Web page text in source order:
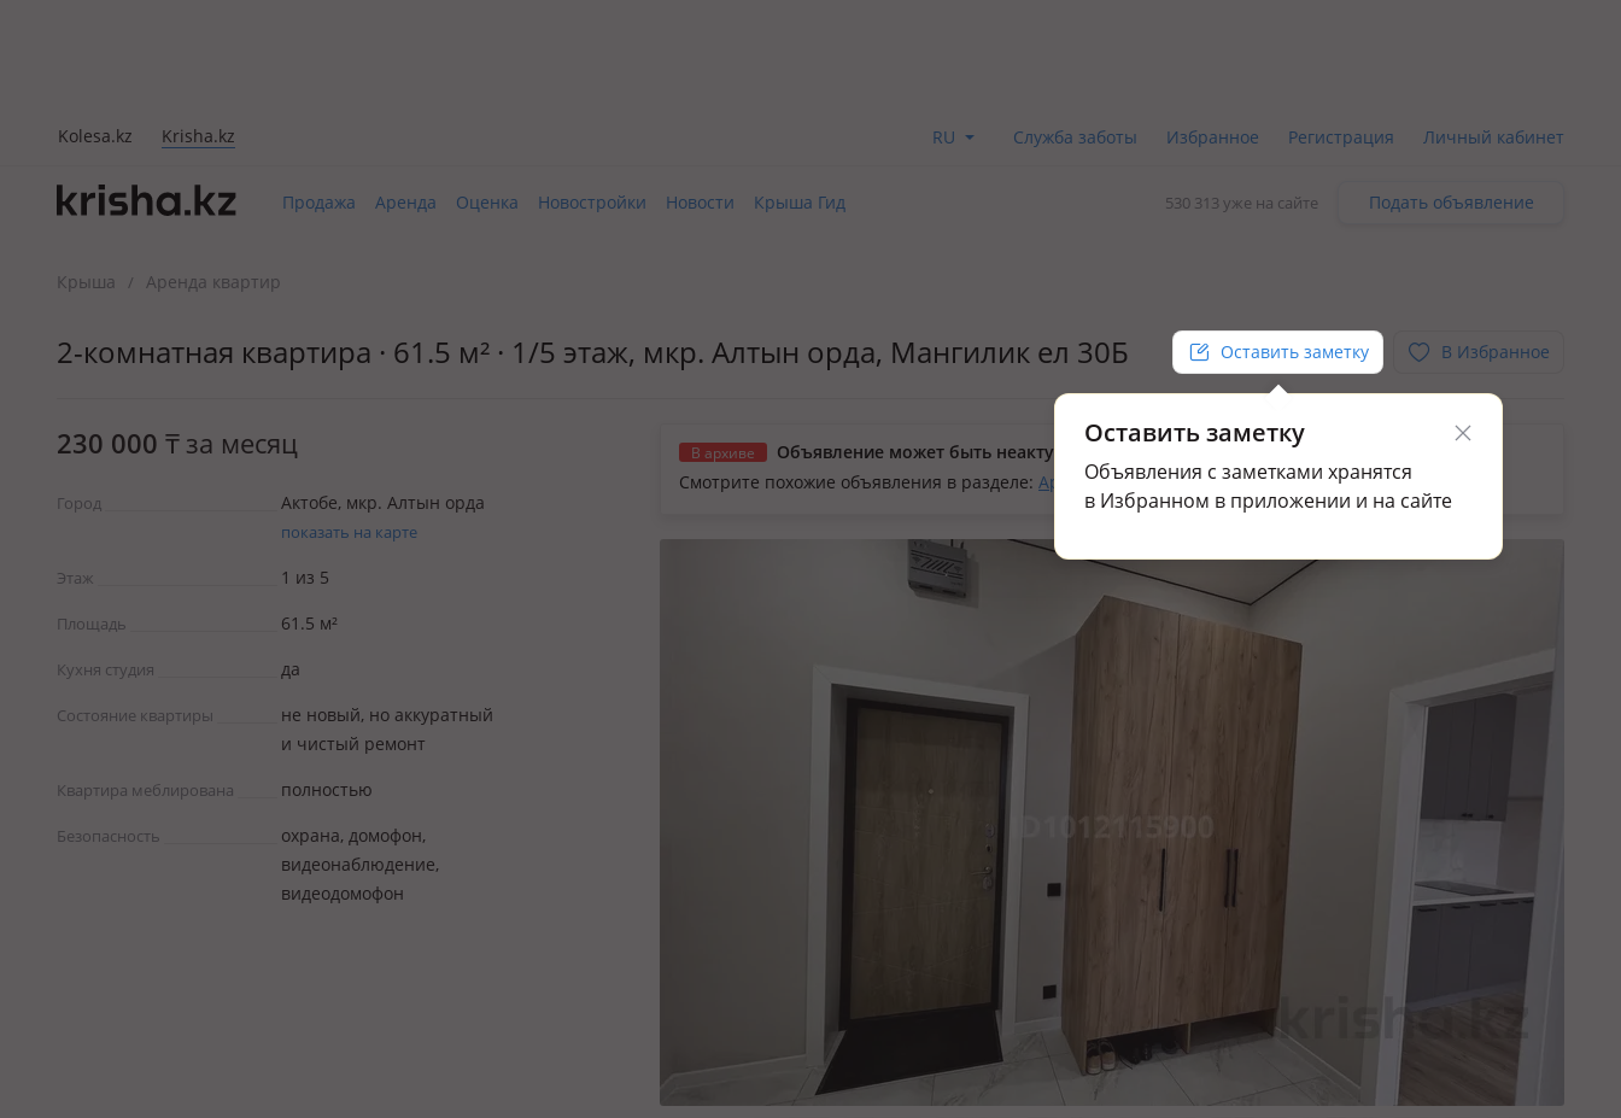
Kolesa.kz Krisha.kz RU Служба заботы Избранное Регистрация Личный кабинет
Продажа Аренда Оценка Новостройки Новости Крыша Гид 530 313 уже на сайте Подать объявление
Крыша / Аренда квартир
2-комнатная квартира · 61.5 м² · 1/5 этаж, мкр. Алтын орда, Мангилик ел 30Б Оставить заметку
Оставить заметку
Объявления с заметками хранятся
в Избранном в приложении и на сайте
В Избранное
230 000 ₸ за месяц
Город Актобе, мкр. Алтын орда
показать на карте
Этаж 1 из 5
Площадь 61.5 м²
Кухня студия да
Состояние квартиры
не новый, но аккуратный
и чистый ремонт
Квартира меблирована полностью
Безопасность
охрана, домофон,
видеонаблюдение,
видеодомофон
В архиве
Объявление может быть неактуальным.
Смотрите похожие объявления в разделе: Аренда квартир в мкр. Алтын орда